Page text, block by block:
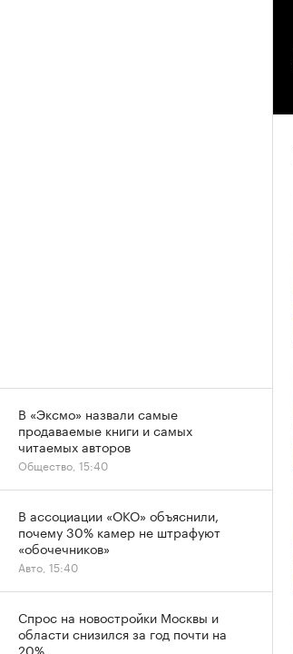
В «Эксмо» назвали самые
продаваемые книги и самых
читаемых авторов
Общество, 15:40
В ассоциации «ОКО» объяснили,
почему 30% камер не штрафуют
«обочечников»
Авто, 15:40
Спрос на новостройки Москвы и
области снизился за год почти на
20%